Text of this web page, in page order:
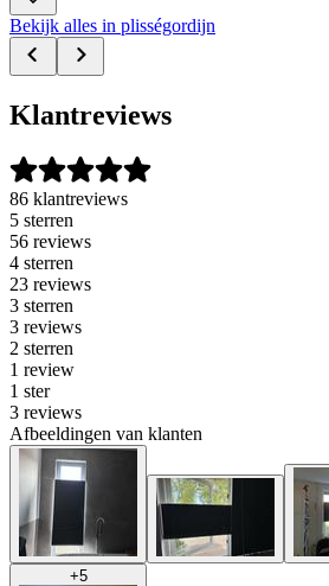
Bekijk alles in plisségordijn
Klantreviews
86 klantreviews
5 sterren
56 reviews
4 sterren
23 reviews
3 sterren
3 reviews
2 sterren
1 review
1 ster
3 reviews
Afbeeldingen van klanten
+5